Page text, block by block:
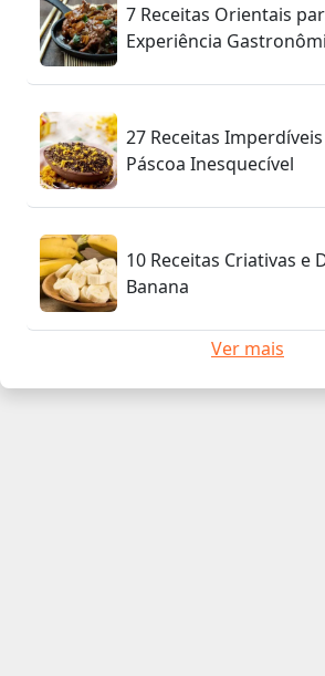
7 Receitas Orientais
Experiência
27 Receitas
Páscoa Inesquecível
10 Receitas Criativas e
Banana
Ver mais